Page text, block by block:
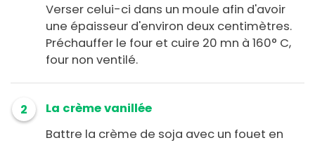
Verser celui-ci dans un moule afin d'avoir
une épaisseur d'environ deux centimètres.
Préchauffer le four et cuire 20 mn à 160° C,
four non ventilé.
2
La crème vanillée
Battre la crème de soja avec un fouet en